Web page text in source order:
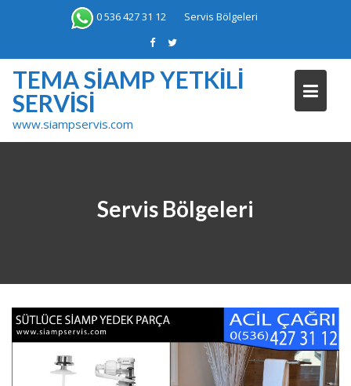
0 536 427 31 12 Servis Bölgeleri
TEMA SIAMP YETKILI
SERVISI
www.siampservis.com
Servis Bölgeleri